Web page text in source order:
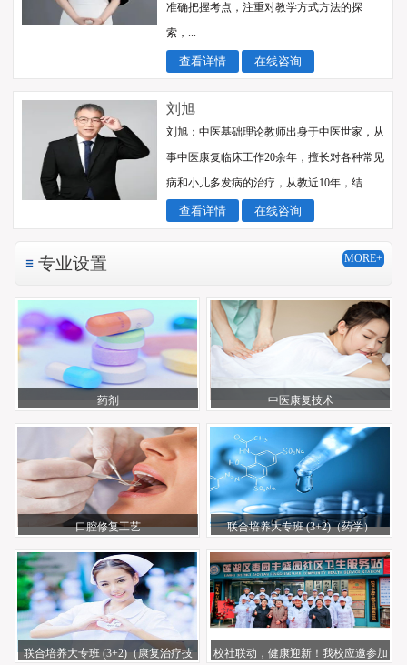
准确把握考点，注重对教学方式方法的探
索，...
查看详情 在线咨询
刘旭
刘旭：中医基础理论教师出身于中医世家，从
事中医康复临床工作20余年，擅长对各种常见
病和小儿多发病的治疗，从教近10年，结...
查看详情 在线咨询
专业设置 MORE+
药剂 中医康复技术
口腔修复工艺 联合培养大专班 (3+2)（药学）
联合培养大专班 (3+2)（康复治疗技
校社联动，健康迎新！我校应邀参加